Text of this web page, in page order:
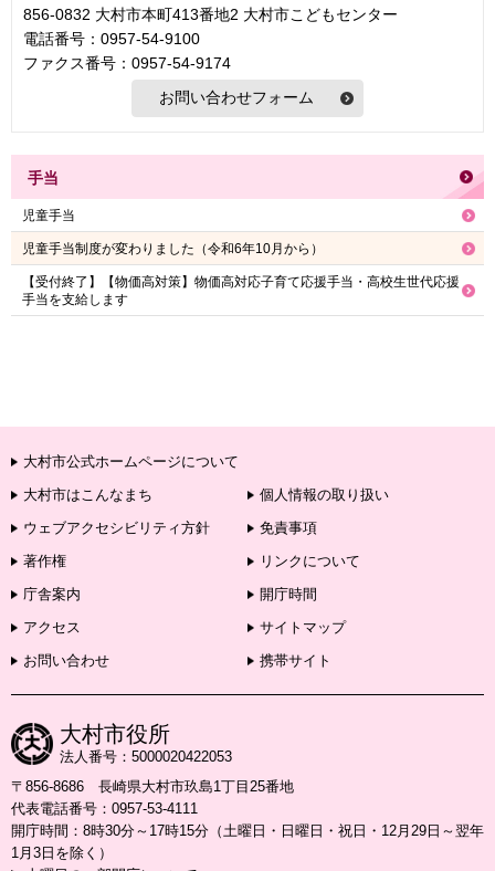
856-0832 大村市本町413番地2 大村市こどもセンター
電話番号：0957-54-9100
ファクス番号：0957-54-9174
手当
児童手当
児童手当制度が変わりました（令和6年10月から）
【受付終了】【物価高対策】物価高対応子育て応援手当・高校生世代応援
手当を支給します
大村市公式ホームページについて
大村市はこんなまち
個人情報の取り扱い
ウェブアクセシビリティ方針
免責事項
著作権
リンクについて
庁舎案内
開庁時間
アクセス
サイトマップ
お問い合わせ
携帯サイト
大村市役所
法人番号：5000020422053
〒856-8686 長崎県大村市玖島1丁目25番地
代表電話番号：0957-53-4111
開庁時間：8時30分～17時15分（土曜日・日曜日・祝日・12月29日～翌年
1月3日を除く）